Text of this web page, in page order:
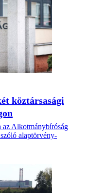
köztársasági
az Alkotmánybíróság
alaptörvény-